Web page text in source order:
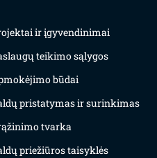
ir įgyvendinimai
teikimo sąlygos
būdai
pristatymas ir surinkimas
tvarka
priežiūros taisyklės